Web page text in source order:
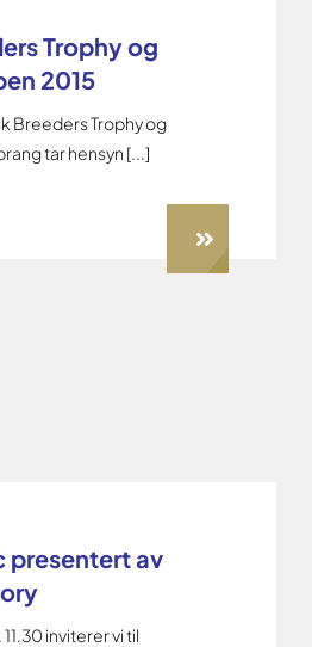
Trophy og
2015
Breeders Trophy og
tar hensyn [...]
presentert av
inviterer vi til